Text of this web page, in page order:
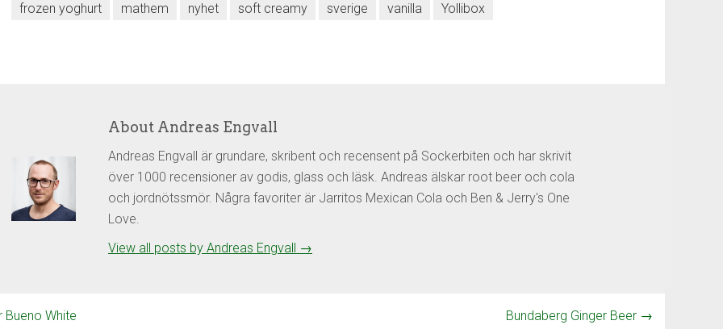
frozen yoghurt mathem nyhet soft creamy sverige vanilla Yollibox
About Andreas Engvall
Andreas Engvall är grundare, skribent och recensent på Sockerbiten och har skrivit
över 1000 recensioner av godis, glass och läsk. Andreas älskar root beer och cola
och jordnötssmör. Några favoriter är Jarritos Mexican Cola och Ben & Jerry's One
Love.
View all posts by Andreas Engvall
→
Bueno White Bundaberg Ginger Beer →